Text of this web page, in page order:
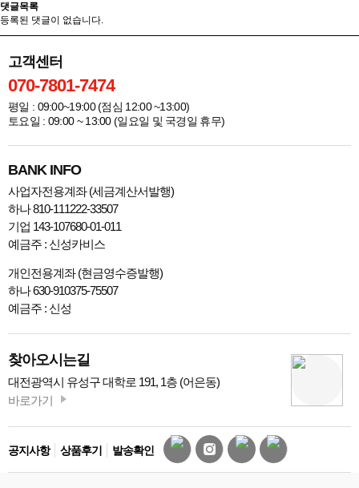
댓글목록
등록된 댓글이 없습니다.
고객센터
070-7801-7474
평일 : 09:00~19:00 (점심 12:00 ~13:00)
토요일 : 09:00 ~ 13:00 (일요일 및 국경일 휴무)
BANK INFO
사업자전용계좌 (세금계산서발행)
하나 810-111222-33507
기업 143-107680-01-011
예금주 : 신성카비스
개인전용계좌 (현금영수증발행)
하나 630-910375-75507
예금주 : 신성
찾아오시는길
대전광역시 유성구 대학로 191, 1층 (어은동)
바로가기
공지사항 상품후기 발송확인